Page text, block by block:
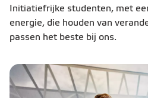
Initiatiefrijke studenten, met
energie, die houden van
passen het beste bij ons.